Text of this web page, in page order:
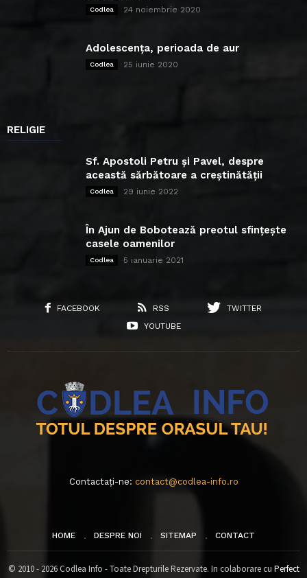
Codlea 24 noiembrie 2020
Adolescența, perioada de aur
Codlea 25 iunie 2020
RELIGIE
Sf. Apostoli Petru și Pavel, despre
această sărbătoare a creștinătății
Codlea 29 iunie 2022
În Ajun de Bobotează preotul sfințește
casele oamenilor
Codlea 5 ianuarie 2021
FACEBOOK RSS
TWITTER
YOUTUBE
Contactați-ne: contact@codlea-info.ro
HOME DESPRE NOI SITEMAP CONTACT
© 2010 - 2026 Codlea Info - Toate Drepturile Rezervate. In colaborare cu Perfect